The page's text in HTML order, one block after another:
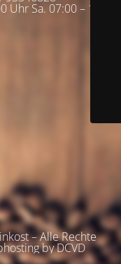
Sa. 07:00 – 19:00
– Alle Rechte
by DCVD